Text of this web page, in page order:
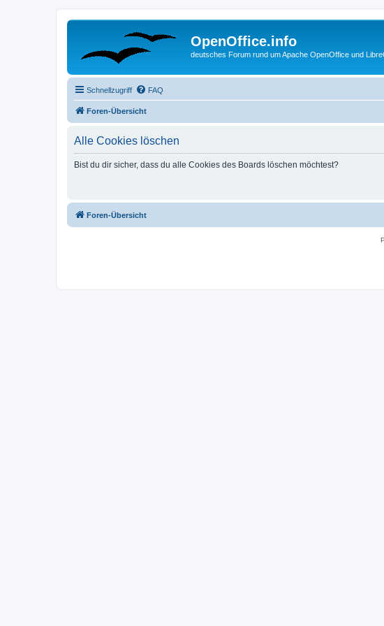
OpenOffice.info
deutsches Forum rund um Apache OpenOffice und
Schnellzugriff FAQ
Foren-Übersicht
Alle Cookies löschen
Bist du dir sicher, dass du alle Cookies des Boards löschen möchtest?
Foren-Übersicht